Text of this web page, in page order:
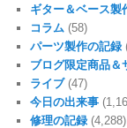
ギター＆ベース製
コラム (58)
パーツ製作の記録
ブログ限定商品＆
ライブ(47)
今日の出来事
修理の記録 (4,288)